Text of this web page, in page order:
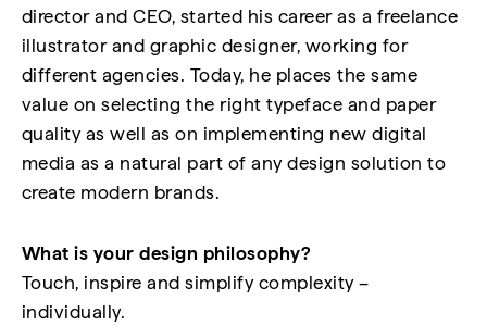
director and CEO, started his career as a freelance
illustrator and graphic designer, working for
different agencies. Today, he places the same
value on selecting the right typeface and paper
quality as well as on implementing new digital
media as a natural part of any design solution to
create modern brands.
What is your design philosophy?
Touch, inspire and simplify complexity –
individually.